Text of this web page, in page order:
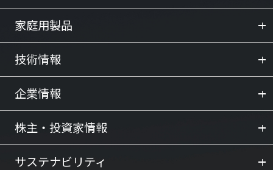
家庭用製品
技術情報
企業情報
株主・投資家情報
サステナビリティ